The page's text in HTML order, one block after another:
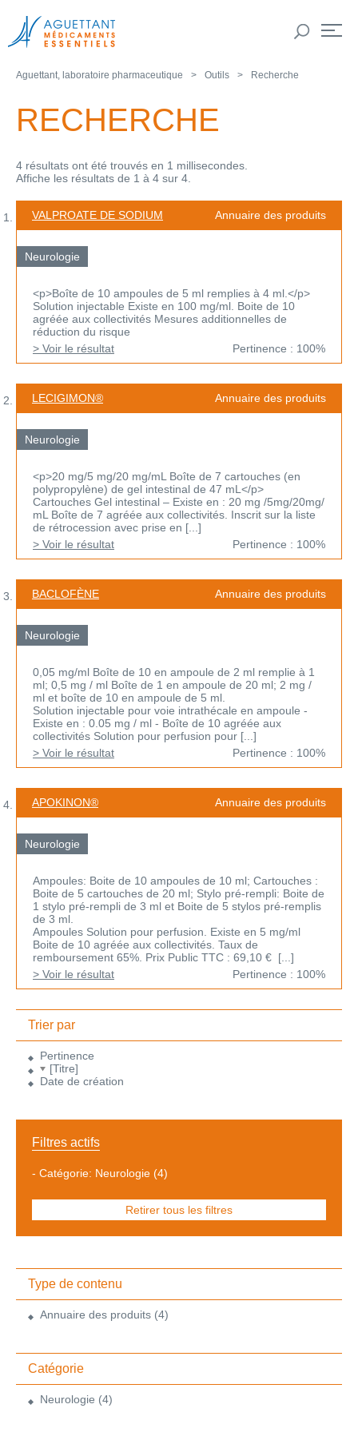
Aguettant, laboratoire pharmaceutique Outils Recherche
RECHERCHE
4 résultats ont été trouvés en 1 millisecondes.
Affiche les résultats de 1 à 4 sur 4.
VALPROATE DE SODIUM Annuaire des produits
Neurologie
<p>Boîte de 10 ampoules de 5 ml remplies à 4 ml.</p>
Solution injectable Existe en 100 mg/ml. Boite de 10
agréée aux collectivités Mesures additionnelles de
réduction du risque
> Voir le résultat
Pertinence : 100%
LECIGIMON® Annuaire des produits
Neurologie
<p>20 mg/5 mg/20 mg/mL Boîte de 7 cartouches (en
polypropylène) de gel intestinal de 47 mL</p>
Cartouches Gel intestinal – Existe en : 20 mg /5mg/20mg/
mL Boîte de 7 agréée aux collectivités. Inscrit sur la liste
de rétrocession avec prise en [...]
> Voir le résultat
Pertinence : 100%
BACLOFÈNE Annuaire des produits
Neurologie
0,05 mg/ml Boîte de 10 en ampoule de 2 ml remplie à 1
ml; 0,5 mg / ml Boîte de 1 en ampoule de 20 ml; 2 mg /
ml et boîte de 10 en ampoule de 5 ml.
Solution injectable pour voie intrathécale en ampoule -
Existe en : 0.05 mg / ml - Boîte de 10 agréée aux
collectivités Solution pour perfusion pour [...]
> Voir le résultat
Pertinence : 100%
APOKINON® Annuaire des produits
Neurologie
Ampoules: Boite de 10 ampoules de 10 ml; Cartouches :
Boite de 5 cartouches de 20 ml; Stylo pré-rempli: Boite de
1 stylo pré-rempli de 3 ml et Boite de 5 stylos pré-remplis
de 3 ml.
Ampoules Solution pour perfusion. Existe en 5 mg/ml
Boite de 10 agréée aux collectivités. Taux de
remboursement 65%. Prix Public TTC : 69,10 € [...]
> Voir le résultat
Pertinence : 100%
Trier par
Pertinence
[Titre]
Date de création
Filtres actifs
- Catégorie: Neurologie (4)
Retirer tous les filtres
Type de contenu
Annuaire des produits (4)
Catégorie
Neurologie (4)